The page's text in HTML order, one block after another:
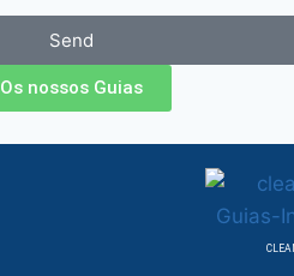
Send
Os nossos Guias